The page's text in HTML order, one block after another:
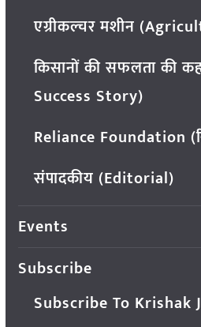
एग्रीकल्चर मशीन
किसानों की सफलता की
Success Story)
Reliance Foundation
संपादकीय (Editorial)
Events
Subscribe
Subscribe To